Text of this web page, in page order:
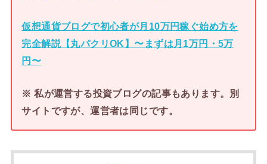
仮想通貨ブログで初心者が月10万円稼ぐ始め方を
完全解説【丸パクリOK】〜まずは月1万円・5万
円〜
※ 私が運営する投資ブログの記事もあります。別
サイトですが、運営者は同じです。